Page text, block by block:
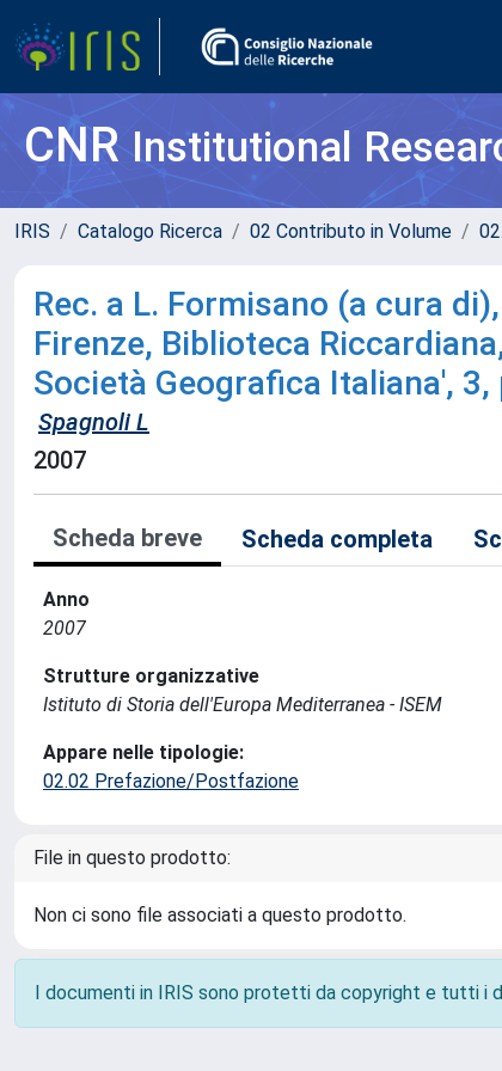
CNRInstitutional
IRIS Catalogo Ricerca 02 Contributo in Volume
Rec. a L. Formisano (a cura
Firenze, Biblioteca
Società Geografica Italiana', 3,
Spagnoli L
2007
Scheda breve Scheda completa
Anno
2007
Strutture organizzative
Istituto di Storia dell'Europa Mediterranea - ISEM
Appare nelle tipologie:
02.02 Prefazione/Postfazione
File in questo prodotto:
Non ci sono file associati a questo prodotto.
I documenti in IRIS sono protetti da copyright e tutti i